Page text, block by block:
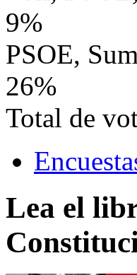
9%
PSOE,
26%
Total de
Lea el